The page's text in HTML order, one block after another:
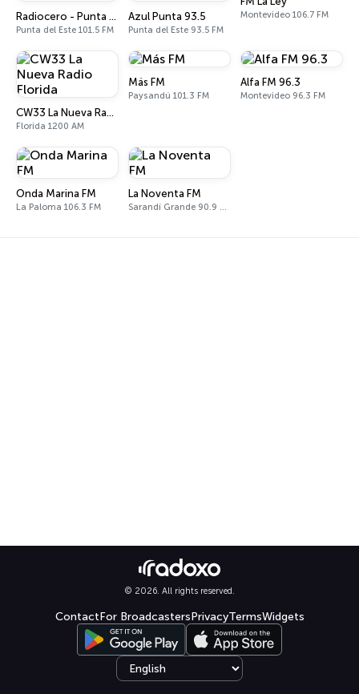
Radiocero - Punta del Este
Punta del Este 101.5 FM
Azul Punta 93.5
Punta del Este 93.5 FM
Montevideo 106.7 FM
CW33 La Nueva Radio Florida
Florida 1200 AM
Más FM
Paysandú 101.3 FM
Alfa FM 96.3
Montevideo 96.3 FM
Onda Marina FM
La Paloma 106.3 FM
La Noventa FM
Sarandí Grande 90.9 FM
© 2026. All rights reserved.
ContactFor BroadcastersPrivacyTermsWidgets
Select language